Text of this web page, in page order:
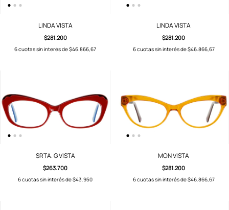
LINDA VISTA
$281.200
6cuotas sin interés de$46.866,67
LINDA VISTA
$281.200
6cuotas sin interés de$46.866,67
SRTA. G VISTA
$263.700
6cuotas sin interés de$43.950
MON VISTA
$281.200
6cuotas sin interés de$46.866,67